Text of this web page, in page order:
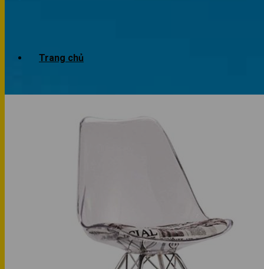
Trang chủ
Công trình văn phòng
Công trình nhà ở